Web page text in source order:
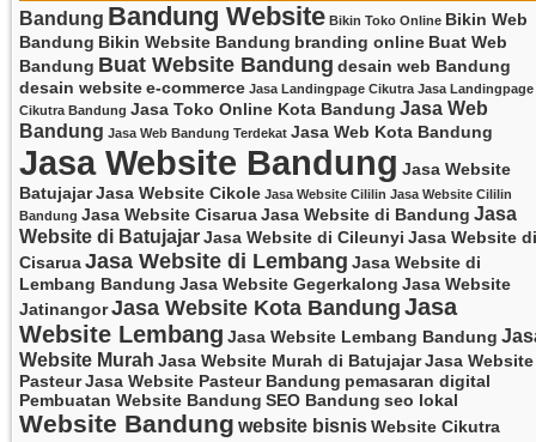
Bandung Bandung Website Bikin Toko Online Bikin Web
Bandung Bikin Website Bandung branding online Buat Web
Bandung Buat Website Bandung desain web Bandung
desain websitee-commerce Jasa Landingpage Cikutra Jasa Landingpage
Cikutra Bandung Jasa Toko Online Kota Bandung Jasa Web
Bandung Jasa Web Bandung Terdekat Jasa Web Kota Bandung
Jasa Website Bandung Jasa Website
BatujajarJasa Website Cikole Jasa Website Cililin Jasa Website Cililin
Bandung Jasa Website CisaruaJasa Website di Bandung Jasa
Website di BatujajarJasa Website di Cileunyi Jasa Website di
CisaruaJasa Website di Lembang Jasa Website di
Lembang Bandung Jasa Website Gegerkalong Jasa Website
JatinangorJasa Website Kota BandungJasa
Website Lembang Jasa Website Lembang Bandung
Website Murah Jasa Website Murah di BatujajarJasa Website
PasteurJasa Website Pasteur Bandung pemasaran digital
Pembuatan Website Bandung SEO Bandung seo lokal
Website Bandung website bisnisWebsite Cikutra